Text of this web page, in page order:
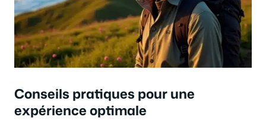
Conseils pratiques pour une
expérience optimale